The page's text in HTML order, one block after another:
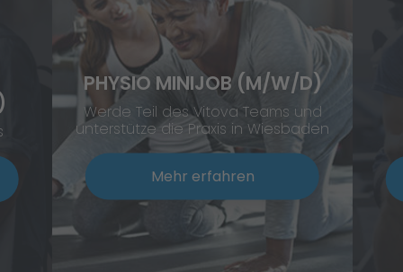
PHYSIO MINIJOB (M/W/D)
Werde Teil des Vitova Teams und
unterstütze die Praxis in Wiesbaden
Mehr erfahren